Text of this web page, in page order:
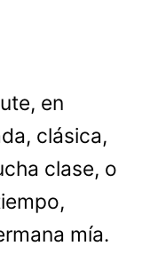
en
clásica,
clase, o
mía.